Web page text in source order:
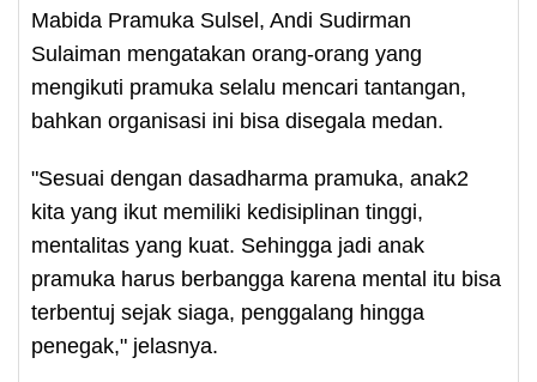
Mabida Pramuka Sulsel, Andi Sudirman
Sulaiman mengatakan orang-orang yang
mengikuti pramuka selalu mencari tantangan,
bahkan organisasi ini bisa disegala medan.
"Sesuai dengan dasadharma pramuka, anak2
kita yang ikut memiliki kedisiplinan tinggi,
mentalitas yang kuat. Sehingga jadi anak
pramuka harus berbangga karena mental itu bisa
terbentuj sejak siaga, penggalang hingga
penegak," jelasnya.